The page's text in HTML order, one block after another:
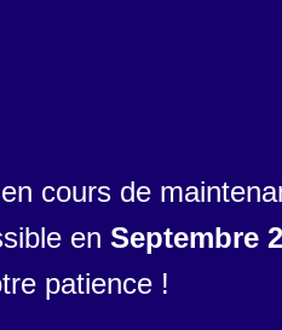
cours de
en Septembre
patience !